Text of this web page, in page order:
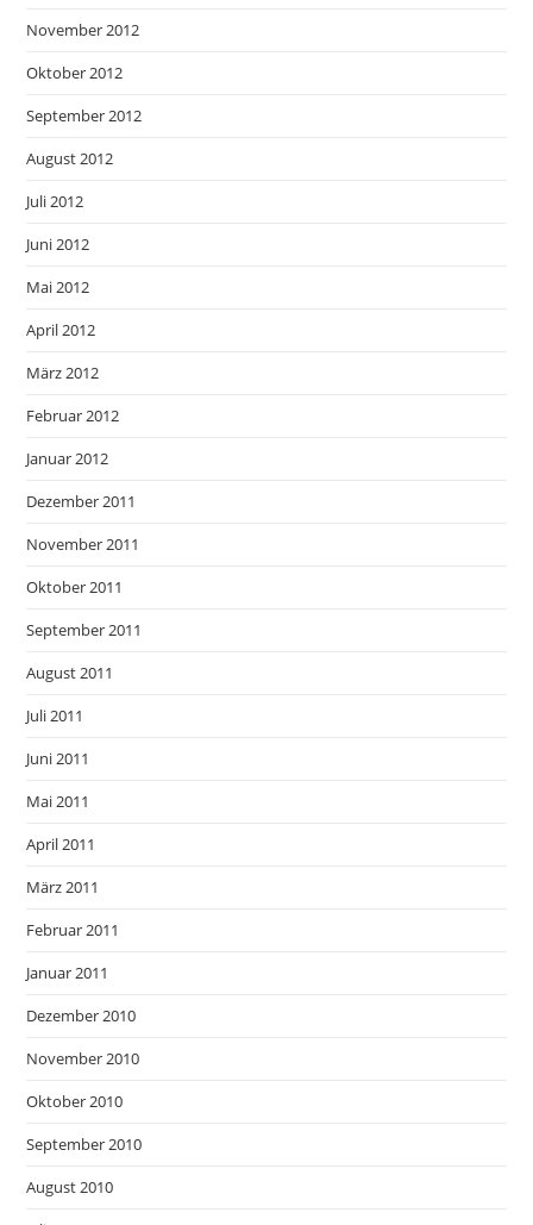
November 2012
Oktober 2012
September 2012
August 2012
Juli 2012
Juni 2012
Mai 2012
April 2012
März 2012
Februar 2012
Januar 2012
Dezember 2011
November 2011
Oktober 2011
September 2011
August 2011
Juli 2011
Juni 2011
Mai 2011
April 2011
März 2011
Februar 2011
Januar 2011
Dezember 2010
November 2010
Oktober 2010
September 2010
August 2010